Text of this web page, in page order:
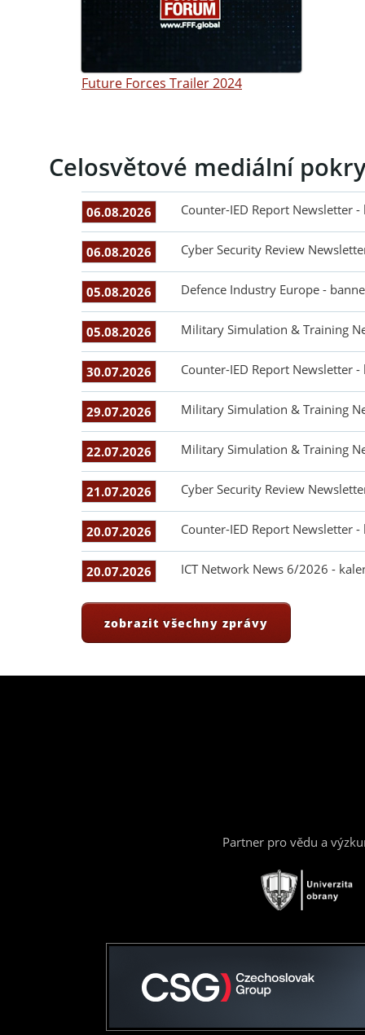
Future Forces Trailer 2024
Celosvětové mediální
06.08.2026 Counter-IED Report Newsletter
06.08.2026 Cyber Security Review
05.08.2026 Defence Industry Europe -
05.08.2026 Military Simulation & Training
30.07.2026 Counter-IED Report Newsletter
29.07.2026 Military Simulation & Training
22.07.2026 Military Simulation & Training
21.07.2026 Cyber Security Review
20.07.2026 Counter-IED Report Newsletter
20.07.2026 ICT Network News 6/2026 -
zobrazit všechny zprávy
Partner pro vědu a